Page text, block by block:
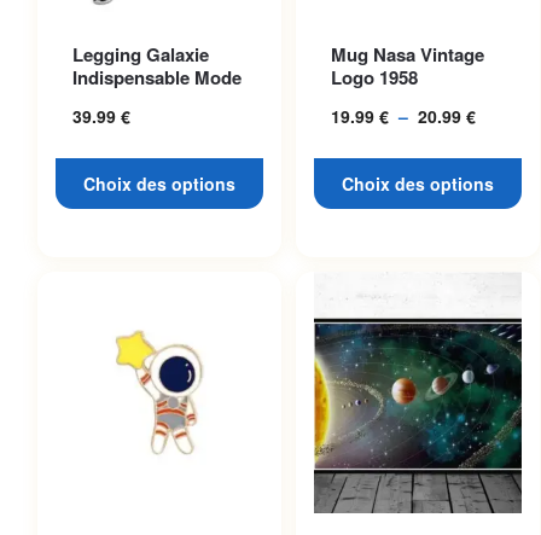
Legging Galaxie
Indispensable Mode
39.99 €
Choix des options
variations. Les options
peuvent être choisies sur la
page du produit
Mug Nasa Vintage
Logo 1958
19.99 € – 20.99 €
19.99 €
Choix des options
variations. Les options
peuvent être choisies sur la
page du produit